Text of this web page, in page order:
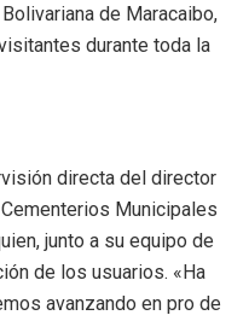
de Maracaibo,
durante toda la
directa del director
Municipales
junto a su equipo de
de los usuarios. «Ha
avanzando en pro de